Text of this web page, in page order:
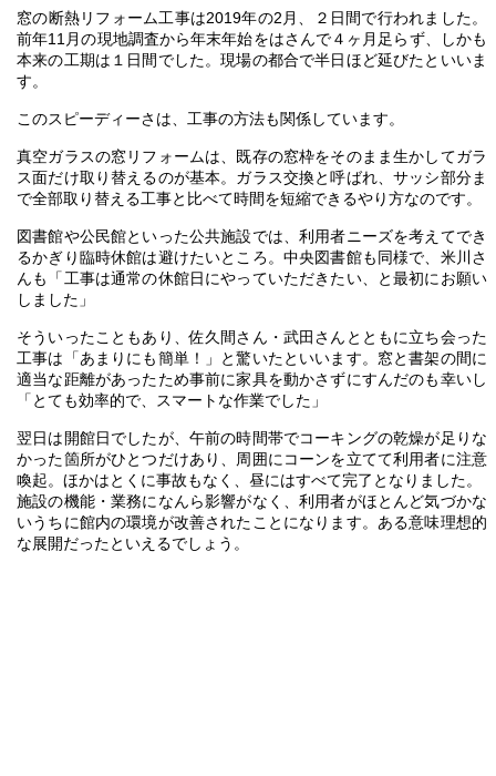
窓の断熱リフォーム工事は2019年の2月、２日間で行われました。
前年11月の現地調査から年末年始をはさんで４ヶ月足らず、しかも
本来の工期は１日間でした。現場の都合で半日ほど延びたといいま
す。
このスピーディーさは、工事の方法も関係しています。
真空ガラスの窓リフォームは、既存の窓枠をそのまま生かしてガラ
ス面だけ取り替えるのが基本。ガラス交換と呼ばれ、サッシ部分ま
で全部取り替える工事と比べて時間を短縮できるやり方なのです。
図書館や公民館といった公共施設では、利用者ニーズを考えてでき
るかぎり臨時休館は避けたいところ。中央図書館も同様で、米川さ
んも「工事は通常の休館日にやっていただきたい、と最初にお願い
しました」
そういったこともあり、佐久間さん・武田さんとともに立ち会った
工事は「あまりにも簡単！」と驚いたといいます。窓と書架の間に
適当な距離があったため事前に家具を動かさずにすんだのも幸いし
「とても効率的で、スマートな作業でした」
翌日は開館日でしたが、午前の時間帯でコーキングの乾燥が足りな
かった箇所がひとつだけあり、周囲にコーンを立てて利用者に注意
喚起。ほかはとくに事故もなく、昼にはすべて完了となりました。
施設の機能・業務になんら影響がなく、利用者がほとんど気づかな
いうちに館内の環境が改善されたことになります。ある意味理想的
な展開だったといえるでしょう。